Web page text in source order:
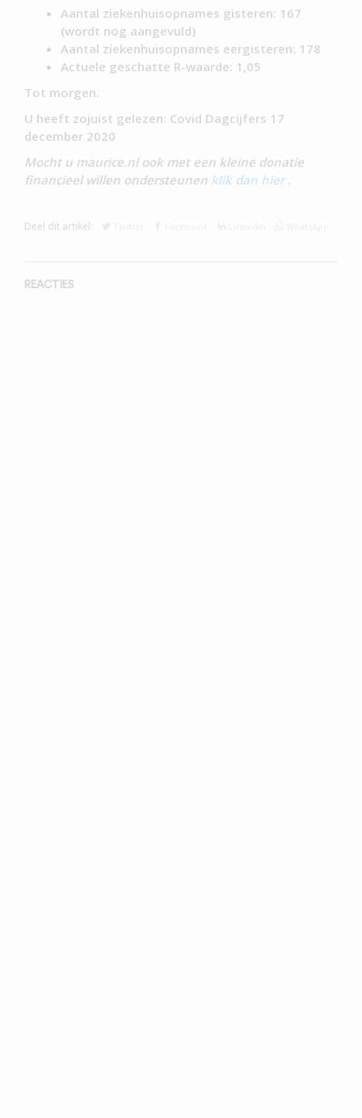
Aantal ziekenhuisopnames gisteren: 167
(wordt nog aangevuld)
Aantal ziekenhuisopnames eergisteren: 178
Actuele geschatte R-waarde: 1,05
Tot morgen.
U heeft zojuist gelezen: Covid Dagcijfers 17
december 2020
Mocht u maurice.nl ook met een kleine donatie
financieel willen ondersteunen klik dan hier.
Deel dit artikel:
REACTIES